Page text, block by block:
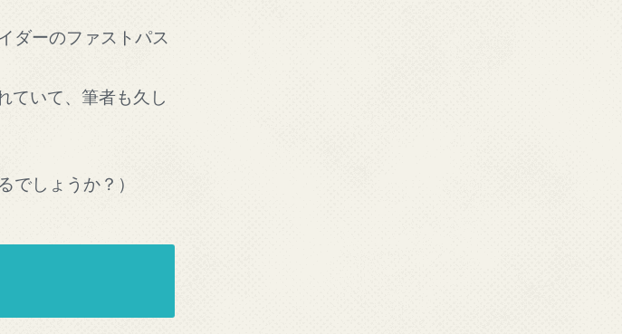
ダーのファストパス
ていて、筆者も久し
でしょうか？）